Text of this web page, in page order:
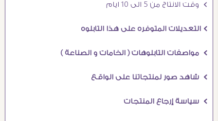
Ö وقت الانتاج من 5 الى 10 ايام
Ö التعديلات المتوفره على هذا التابلوه
Ö مواصفات التابلوهات ( الخامات و الصناعة )
Ö شاهد صور لمنتجاتنا على الواقع
Ö سياسة إرجاع المنتجات